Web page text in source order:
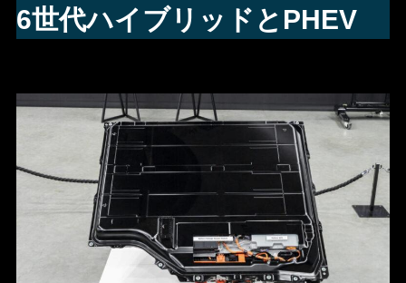
6世代ハイブリッドとPHEV